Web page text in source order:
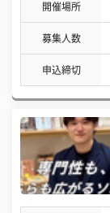
開催場所
募集人数
申込締切